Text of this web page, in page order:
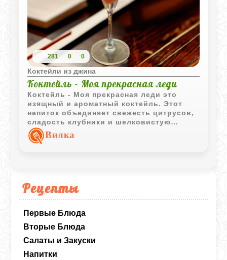
Рецепты
Первые Блюда
Вторые Блюда
Салаты и Закуски
Напитки
281 0 0
Коктейли из джина
Коктейль - Моя прекрасная леди
Коктейль - Моя прекрасная леди это
изящный и ароматный коктейль. Этот
напиток объединяет свежесть цитрусов,
сладость клубники и шелковистую
текстуру - как раз то, что нужно для
дневной встречи или светского вечера.
Вилка